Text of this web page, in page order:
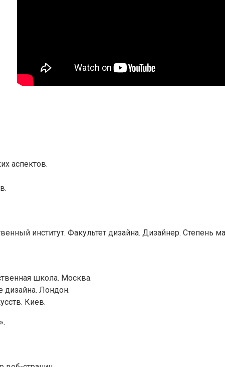
аспектов.
институт. Факультет дизайна. Дизайнер. Степень
школа. Москва.
Лондон.
Киев.